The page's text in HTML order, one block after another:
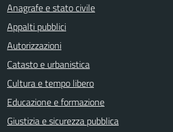
Anagrafe e stato civile
Appalti pubblici
Autorizzazioni
Catasto e urbanistica
Cultura e tempo libero
Educazione e formazione
Giustizia e sicurezza pubblica